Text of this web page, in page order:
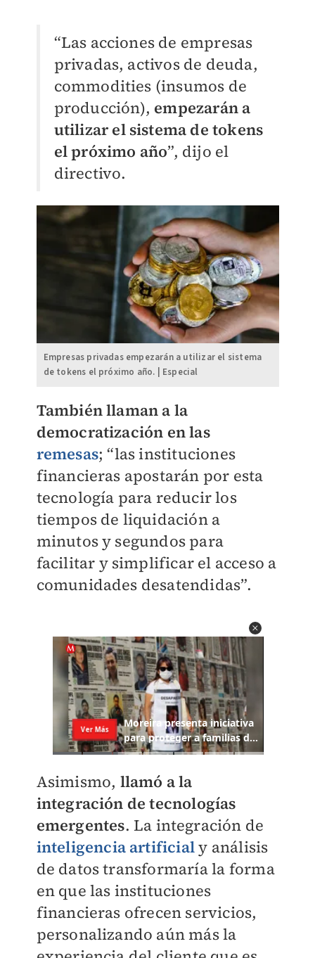
“Las acciones de empresas
privadas, activos de deuda,
commodities (insumos de
producción), empezarán a
utilizar el sistema de tokens
el próximo año”, dijo el
directivo.
Empresas privadas empezarán a utilizar el sistema
de tokens el próximo año. | Especial
También llaman a la
democratización en las
remesas; “las instituciones
financieras apostarán por esta
tecnología para reducir los
tiempos de liquidación a
minutos y segundos para
facilitar y simplificar el acceso a
comunidades desatendidas”.
Asimismo, llamó a la
integración de tecnologías
emergentes. La integración de
inteligencia artificialy análisis
de datos transformaría la forma
en que las instituciones
financieras ofrecen servicios,
personalizando aún más la